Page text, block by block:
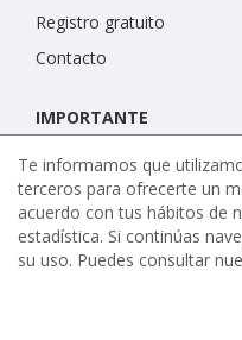
Registro gratuito
Contacto
IMPORTANTE
Condiciones de uso
Política de protección de
Política de cookies
Te informamos que
terceros para ofrecerte un
acuerdo con tus hábitos de
estadística. Si continúas
su uso. Puedes consultar